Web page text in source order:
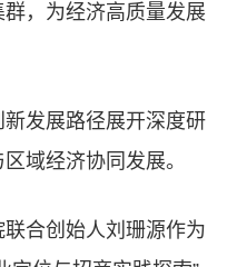
，为经济高质量发展
发展路径展开深度研
域经济协同发展。
合创始人刘珊源作为